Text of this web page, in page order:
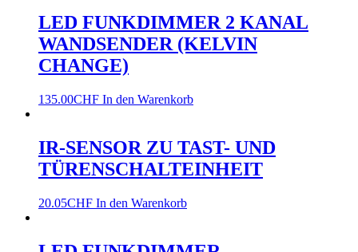
LED FUNKDIMMER 2 KANAL
WANDSENDER (KELVIN
CHANGE)
135.00CHF In den Warenkorb
IR-SENSOR ZU TAST- UND
TÜRENSCHALTEINHEIT
20.05CHF In den Warenkorb